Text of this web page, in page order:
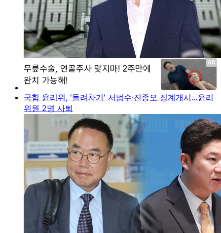
국힘 윤리위, '돌려차기' 서범수·진종오 징계개시…윤리
위원 2명 사퇴